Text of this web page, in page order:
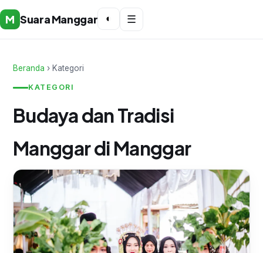
M Suara Manggar ◐ ☰
Beranda › Kategori
KATEGORI
Budaya dan Tradisi
Manggar di Manggar